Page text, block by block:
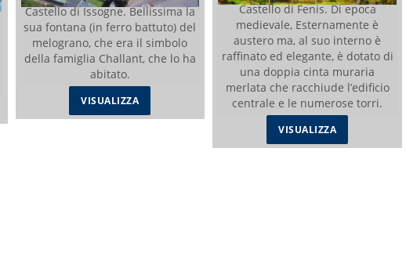
Castello di Issogne. Bellissima la
sua fontana (in ferro battuto) del
melograno, che era il simbolo
della famiglia Challant, che lo ha
abitato.
VISUALIZZA
Castello di Fenis. Di epoca
medievale, Esternamente è
austero ma, al suo interno è
raffinato ed elegante, è dotato di
una doppia cinta muraria
merlata che racchiude l’edificio
centrale e le numerose torri.
VISUALIZZA